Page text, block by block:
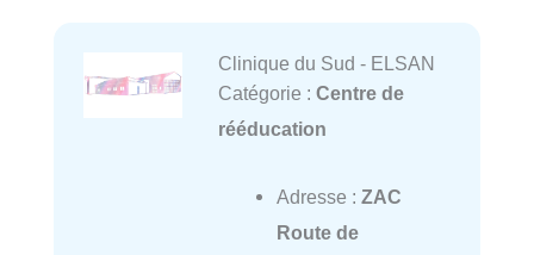
Clinique du Sud - ELSAN
Catégorie : Centre de
rééducation
Adresse : ZAC
Route de